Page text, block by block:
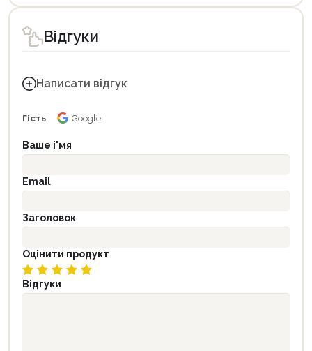
Відгуки
Написати відгук
Гість Google
Ваше і'мя
Email
Заголовок
Оцінити продукт
Відгуки